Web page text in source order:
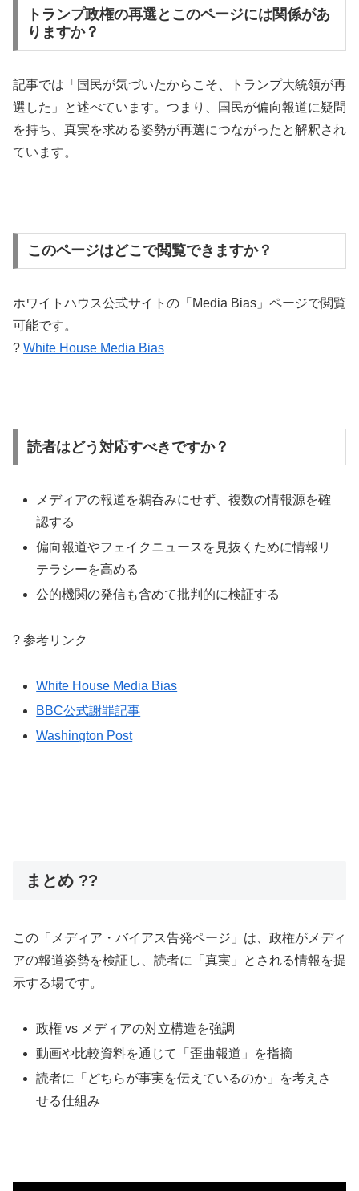
トランプ政権の再選とこのページには関係があ
りますか？
記事では「国民が気づいたからこそ、トランプ大統領が再
選した」と述べています。つまり、国民が偏向報道に疑問
を持ち、真実を求める姿勢が再選につながったと解釈され
ています。
このページはどこで閲覧できますか？
ホワイトハウス公式サイトの「Media Bias」ページで閲覧
可能です。
? White House Media Bias
読者はどう対応すべきですか？
メディアの報道を鵜呑みにせず、複数の情報源を確
認する
偏向報道やフェイクニュースを見抜くために情報リ
テラシーを高める
公的機関の発信も含めて批判的に検証する
? 参考リンク
White House Media Bias
BBC公式謝罪記事
Washington Post
まとめ ??
この「メディア・バイアス告発ページ」は、政権がメディ
アの報道姿勢を検証し、読者に「真実」とされる情報を提
示する場です。
政権 vs メディアの対立構造を強調
動画や比較資料を通じて「歪曲報道」を指摘
読者に「どちらが事実を伝えているのか」を考えさ
せる仕組み